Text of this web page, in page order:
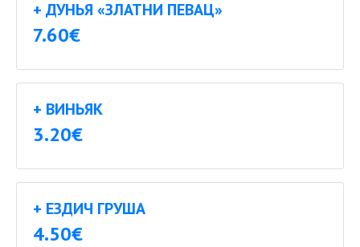
+ ДУНЬЯ «ЗЛАТНИ ПЕВАЦ»
7.60€
+ ВИНЬЯК
3.20€
+ ЕЗДИЧ ГРУША
4.50€